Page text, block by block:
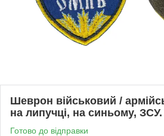
Шеврон військовий /
на липучці, на синьому,
Готово до відправки